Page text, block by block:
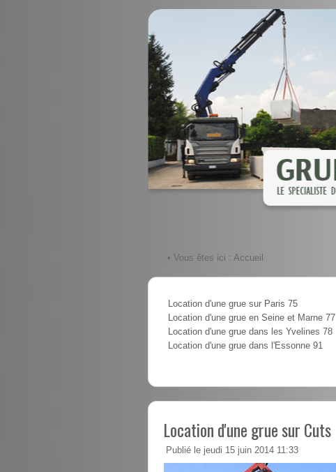
• Vous êtes ici : Accueil
Location d'une grue sur Paris 75
Location d'une grue en Seine et Marne 77
Location d'une grue dans les Yvelines 78
Location d'une grue dans l'Essonne 91
Location d'une grue sur Cuts
Publié le jeudi 15 juin 2014 11:33